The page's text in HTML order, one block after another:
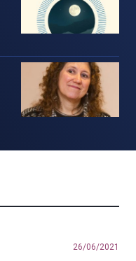
26/06/2021